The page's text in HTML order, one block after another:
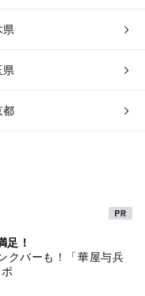
県
県
都
足！
クバーも！「華屋与兵